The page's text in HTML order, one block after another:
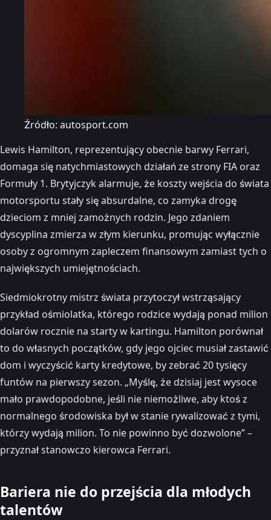
Źródło: autosport.com
Lewis Hamilton, reprezentujący obecnie barwy Ferrari,
domaga się natychmiastowych działań ze strony FIA oraz
Formuły 1. Brytyjczyk alarmuje, że koszty wejścia do świata
motorsportu stały się absurdalne, co zamyka drogę
dzieciom z mniej zamożnych rodzin. Jego zdaniem
dyscyplina zmierza w złym kierunku, promując wyłącznie
osoby z ogromnym zapleczem finansowym zamiast tych o
największych umiejętnościach.
Siedmiokrotny mistrz świata przytoczył wstrząsający
przykład ośmiolatka, którego rodzice wydają ponad milion
dolarów rocznie na starty w kartingu. Hamilton porównał
to do własnych początków, gdy jego ojciec musiał zastawić
dom i wyczyścić karty kredytowe, by zebrać 20 tysięcy
funtów na pierwszy sezon. „Myślę, że dzisiaj jest wysoce
mało prawdopodobne, jeśli nie niemożliwe, aby ktoś z
normalnego środowiska był w stanie rywalizować z tymi,
którzy wydają milion. To nie powinno być dozwolone” –
przyznał stanowczo kierowca Ferrari.
Bariera nie do przejścia dla młodych
talentów